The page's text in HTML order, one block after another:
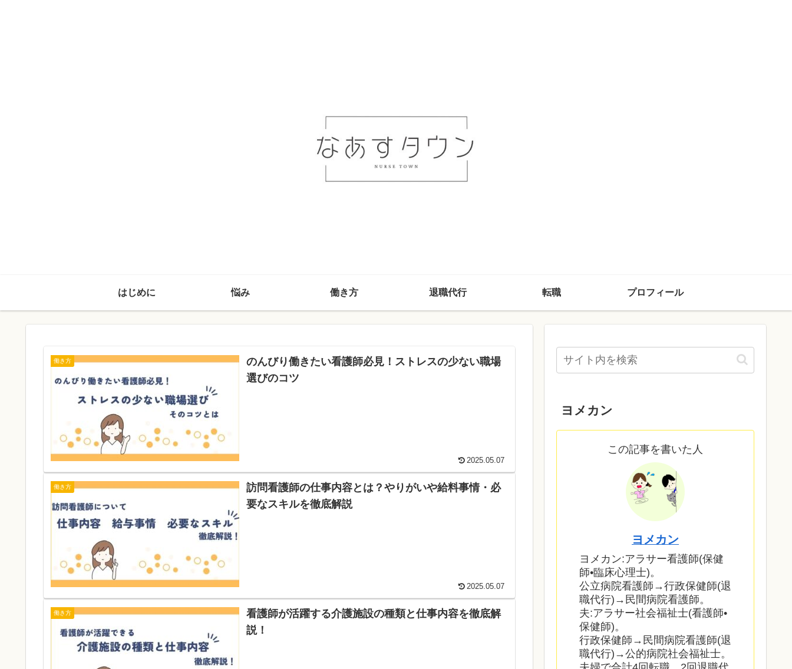
はじめに 悩み 働き方 退職代行 転職 プロフィール
働き方
のんびり働きたい看護師必見！ストレスの少ない職場
選びのコツ
2025.05.07
働き方
訪問看護師の仕事内容とは？やりがいや給料事情・必
要なスキルを徹底解説
2025.05.07
働き方
看護師が活躍する介護施設の種類と仕事内容を徹底解
説！
ヨメカン
この記事を書いた人
ヨメカン
ヨメカン:アラサー看護師(保健
師•臨床心理士)。
公立病院看護師→行政保健師(退
職代行)→民間病院看護師。
夫:アラサー社会福祉士(看護師•
保健師)。
行政保健師→民間病院看護師(退
職代行)→公的病院社会福祉士。